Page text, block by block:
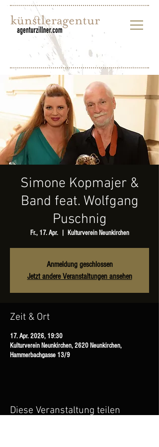
Simone Kopmajer &
Band feat. Wolfgang
Puschnig
Fr., 17. Apr.
  |
Kulturverein Neunkirchen
Anmeldung geschlossen
Jetzt andere Veranstaltungen ansehen
Zeit & Ort
17. Apr. 2026, 19:30
Kulturverein Neunkirchen, 2620 Neunkirchen,
Hammerbachgasse 13/9
Diese Veranstaltung teilen